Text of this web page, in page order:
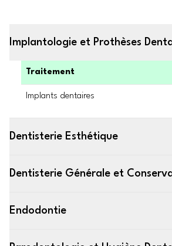
Implantologie et Prothèses
Traitement
Implants dentaires
Dentisterie Esthétique
Dentisterie Générale et
Endodontie